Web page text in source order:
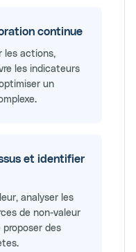
continue
les actions,
les indicateurs
un
et identifier
analyser les
de non-valeur
des